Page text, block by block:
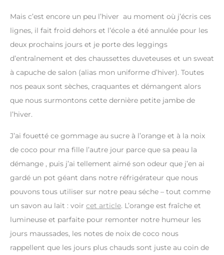
Mais c’est encore un peu l’hiver au moment où j’écris ces
lignes, il fait froid dehors et l’école a été annulée pour les
deux prochains jours et je porte des leggings
d’entraînement et des chaussettes duveteuses et un sweat
à capuche de salon (alias mon uniforme d’hiver). Toutes
nos peaux sont sèches, craquantes et démangent alors
que nous surmontons cette dernière petite jambe de
l’hiver.
J’ai fouetté ce gommage au sucre à l’orange et à la noix
de coco pour ma fille l’autre jour parce que sa peau la
démange , puis j’ai tellement aimé son odeur que j’en ai
gardé un pot géant dans notre réfrigérateur que nous
pouvons tous utiliser sur notre peau séche – tout comme
un savon au lait : voir cet article. L’orange est fraîche et
lumineuse et parfaite pour remonter notre humeur les
jours maussades, les notes de noix de coco nous
rappellent que les jours plus chauds sont juste au coin de